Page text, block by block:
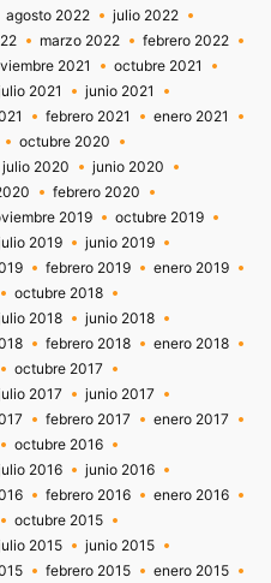
agosto 2022
julio 2022
marzo 2022
febrero 2022
2021
octubre 2021
2021
junio 2021
febrero 2021
enero 2021
octubre 2020
julio 2020
junio 2020
febrero 2020
2019
octubre 2019
2019
junio 2019
febrero 2019
enero 2019
octubre 2018
2018
junio 2018
febrero 2018
enero 2018
octubre 2017
2017
junio 2017
febrero 2017
enero 2017
octubre 2016
2016
junio 2016
febrero 2016
enero 2016
octubre 2015
2015
junio 2015
febrero 2015 enero 2015